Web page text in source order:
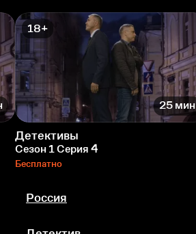
18+
25 мин
Детективы
Сезон 1 Серия 4
Бесплатно
Россия